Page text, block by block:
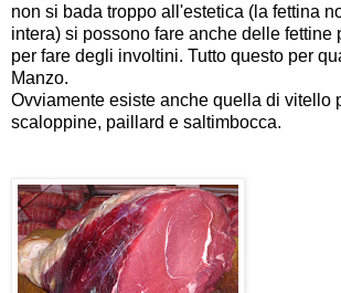
non si bada troppo all'estetica (la fettina
intera) si possono fare anche delle fettine
per fare degli involtini. Tutto questo per
Manzo.
Ovviamente esiste anche quella di vitello
scaloppine, paillard e saltimbocca.